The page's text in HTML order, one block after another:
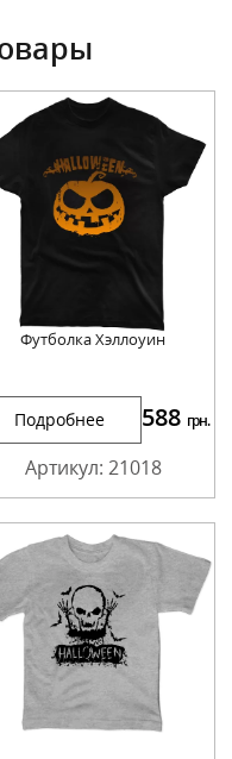
Футболка Хэллоуин
Подробнее 588 грн.
Артикул: 21018